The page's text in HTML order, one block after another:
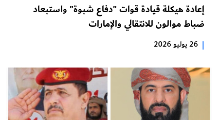
إعادة هيكلة قيادة قوات "دفاع شبوة" واستبعاد
ضباط موالون للانتقالي والإمارات
| 26 يوليو 2026